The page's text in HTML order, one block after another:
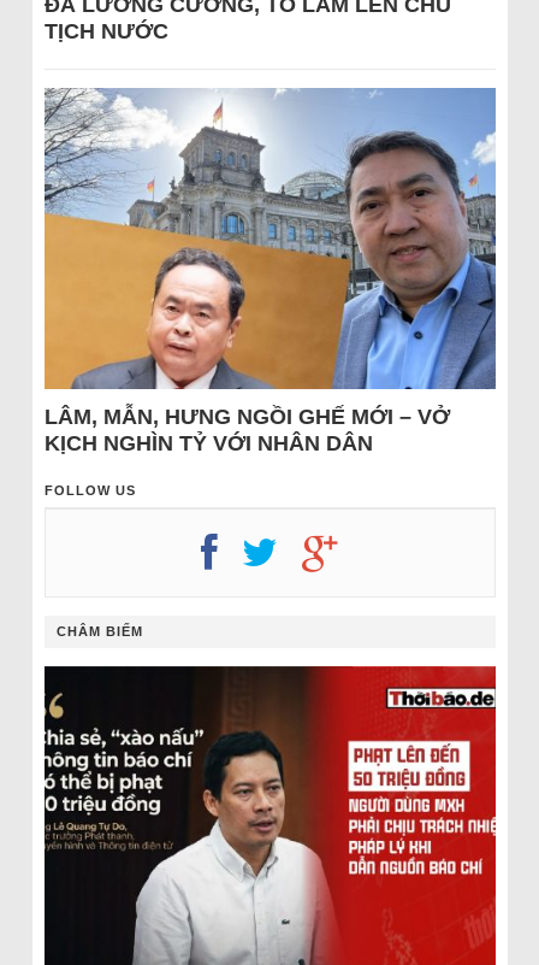
ĐÁ LƯƠNG CƯỜNG, TÔ LÂM LÊN CHỦ
TỊCH NƯỚC
LÂM, MẪN, HƯNG NGỒI GHẾ MỚI – VỞ
KỊCH NGHÌN TỶ VỚI NHÂN DÂN
FOLLOW US
CHÂM BIẾM